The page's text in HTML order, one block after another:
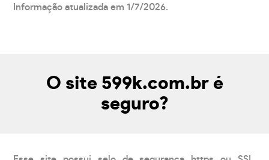
Informação atualizada em 1/7/2026.
O site 599k.com.br é
seguro?